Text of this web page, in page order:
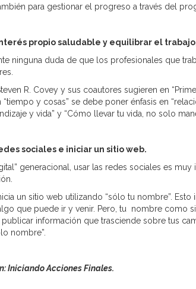
para gestionar el progreso a través del
propio saludable y equilibrar el
ninguna duda de que los profesionales que
R. Covey y sus coautores sugieren en
y cosas” se debe poner énfasis en
y vida” y “Cómo llevar tu vida, no solo
sociales e iniciar un sitio web.
generacional, usar las redes sociales es
un sitio web utilizando “sólo tu nombre”.
que puede ir y venir. Pero, tu nombre como
publicar información que trasciende sobre tus
nombre”.
Iniciando Acciones Finales.